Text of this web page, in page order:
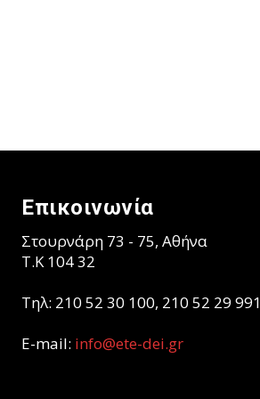
Επικοινωνία
Στουρνάρη 73 - 75, Αθήνα
T.K 104 32
Τηλ: 210 52 30 100, 210 52 29 991
E-mail: info@ete-dei.gr